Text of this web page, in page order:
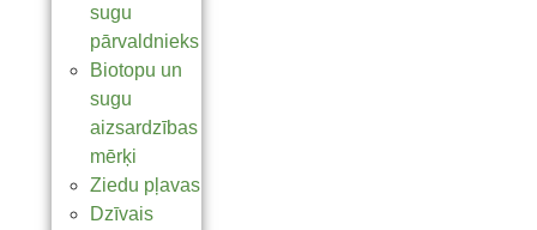
sugu
pārvaldnieks
Biotopu un
sugu
aizsardzības
mērķi
Ziedu pļavas
Dzīvais